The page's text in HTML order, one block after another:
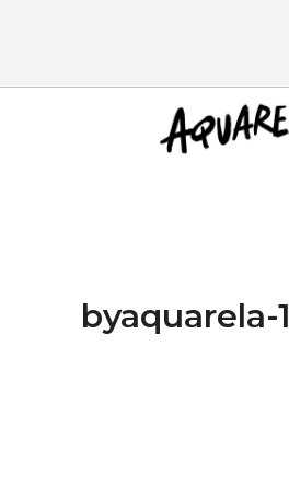
byaquarela-1